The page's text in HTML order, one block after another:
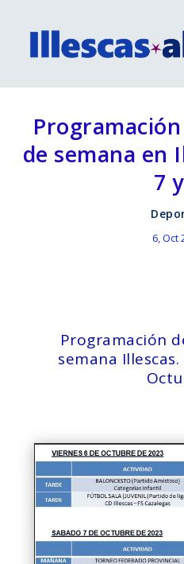
de semana en
7
6, Oct
Programación
semana